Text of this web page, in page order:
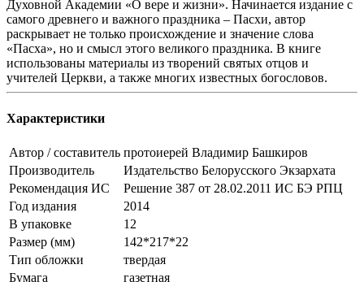
Духовной Академии «О вере и жизни». Начинается издание с
самого древнего и важного праздника – Пасхи, автор
раскрывает не только происхождение и значение слова
«Пасха», но и смысл этого великого праздника. В книге
использованы материалы из творений святых отцов и
учителей Церкви, а также многих известных богословов.
Характеристики
Автор / составитель протоиерей Владимир Башкиров
Производитель
Издательство Белорусского Экзархата
Рекомендация ИС
Решение 387 от 28.02.2011 ИС БЭ РПЦ
Год издания
2014
В упаковке
12
Размер (мм)
142*217*22
Тип обложки
твердая
Бумага
газетная